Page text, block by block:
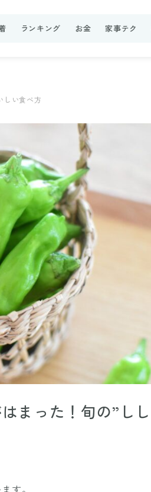
ランキング お金 家事テク
しい食べ方
まった！旬の”しし
す。